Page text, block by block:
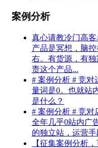
案例分析
真心请教冷门高客
产品是冥想，脑
右。有货源，有
责这个产品...
# 案例分析 # 竞
量词是0。也就站
是什么？
# 案例分析 # 竞对
全年几乎0站内广
的独立站，运营
【征集案例分析